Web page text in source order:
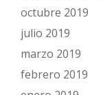
octubre 2019
julio 2019
marzo 2019
febrero 2019